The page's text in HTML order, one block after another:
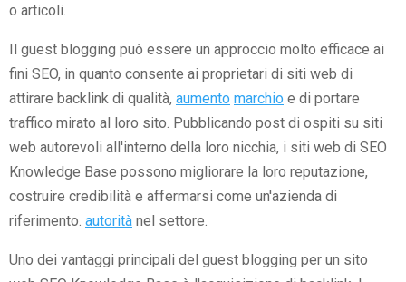
o articoli.
Il guest blogging può essere un approccio molto efficace ai
fini SEO, in quanto consente ai proprietari di siti web di
attirare backlink di qualità, aumento marchio e di portare
traffico mirato al loro sito. Pubblicando post di ospiti su siti
web autorevoli all'interno della loro nicchia, i siti web di SEO
Knowledge Base possono migliorare la loro reputazione,
costruire credibilità e affermarsi come un'azienda di
riferimento. autorità nel settore.
Uno dei vantaggi principali del guest blogging per un sito